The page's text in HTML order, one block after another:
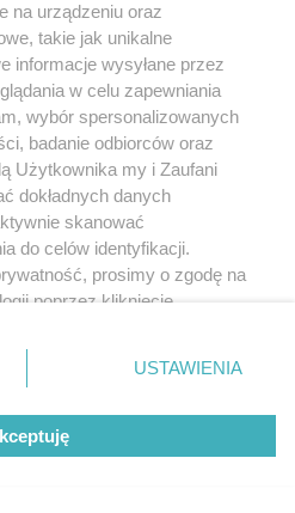
na urządzeniu oraz
takie jak unikalne
informacje wysyłane przez
w celu zapewniania
wybór spersonalizowanych
badanie odbiorców oraz
Użytkownika my i Zaufani
dokładnych danych
skanować
do celów identyfikacji.
prosimy o zgodę na
poprzez kliknięcie
ustawień prywatności
rogu strony
nie wymagają zgody
sprzeciwić się takiemu
będą miały zastosowanie tylko
USTAWIENIA